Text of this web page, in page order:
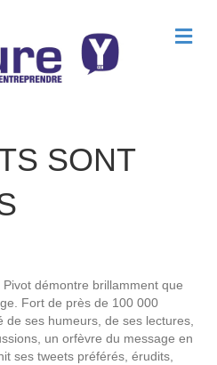
M
e
SONT
démontre brillamment que
Fort de près de 100 000
ses humeurs, de ses lectures,
un orfèvre du message en
ses tweets préférés, érudits,